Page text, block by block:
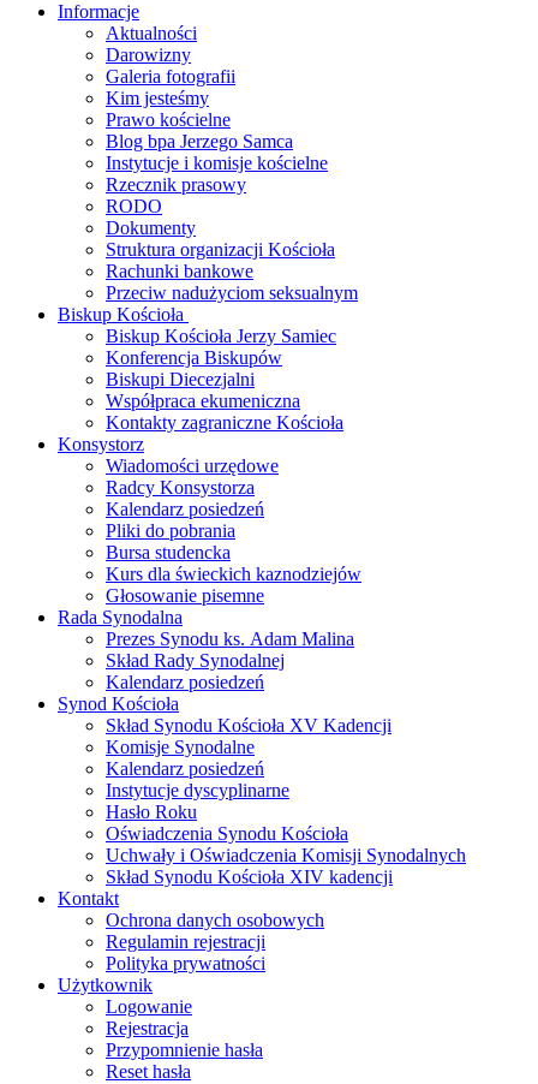
Informacje
Aktualności
Darowizny
Galeria fotografii
Kim jesteśmy
Prawo kościelne
Blog bpa Jerzego Samca
Instytucje i komisje kościelne
Rzecznik prasowy
RODO
Dokumenty
Struktura organizacji Kościoła
Rachunki bankowe
Przeciw nadużyciom seksualnym
Biskup Kościoła
Biskup Kościoła Jerzy Samiec
Konferencja Biskupów
Biskupi Diecezjalni
Współpraca ekumeniczna
Kontakty zagraniczne Kościoła
Konsystorz
Wiadomości urzędowe
Radcy Konsystorza
Kalendarz posiedzeń
Pliki do pobrania
Bursa studencka
Kurs dla świeckich kaznodziejów
Głosowanie pisemne
Rada Synodalna
Prezes Synodu ks. Adam Malina
Skład Rady Synodalnej
Kalendarz posiedzeń
Synod Kościoła
Skład Synodu Kościoła XV Kadencji
Komisje Synodalne
Kalendarz posiedzeń
Instytucje dyscyplinarne
Hasło Roku
Oświadczenia Synodu Kościoła
Uchwały i Oświadczenia Komisji Synodalnych
Skład Synodu Kościoła XIV kadencji
Kontakt
Ochrona danych osobowych
Regulamin rejestracji
Polityka prywatności
Użytkownik
Logowanie
Rejestracja
Przypomnienie hasła
Reset hasła